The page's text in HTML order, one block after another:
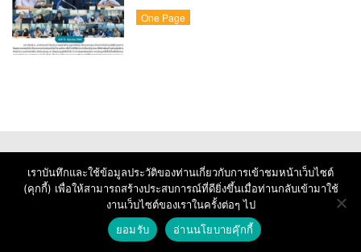
One Page
เราบันทึกและใช้ข้อมูลประวัติของท่านเกี่ยวกับการเข้าชมหน้าเว็บไซต์
(คุกกี้) เพื่อให้สามารถสร้างประสบการณ์ที่ดียิ่งขึ้นเมื่อท่านกลับเข้ามาใช้
งานเว็บไซต์ของเราในครั้งต่อๆ ไป
ยอมรับ
อ่านนโยบายคุ๊กกี้
© Copyright 2026 : Krongpinang Hospital